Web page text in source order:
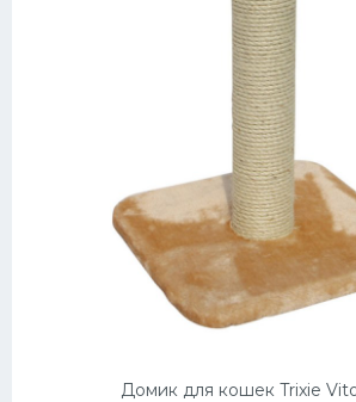
Домик для кошек Trixie